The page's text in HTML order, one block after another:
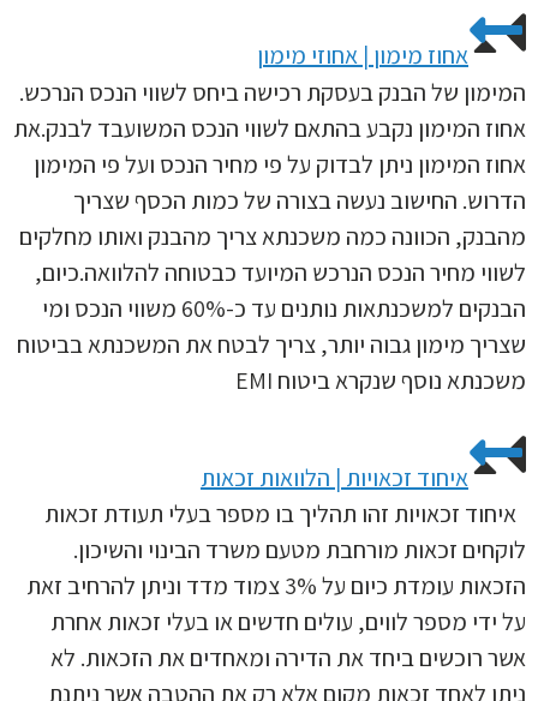
אחוז מימון | אחוזי מימון
המימון של הבנק בעסקת רכישה ביחס לשווי הנכס הנרכש.
אחוז המימון נקבע בהתאם לשווי הנכס המשועבד לבנק.את
אחוז המימון ניתן לבדוק על פי מחיר הנכס ועל פי המימון
הדרוש. החישוב נעשה בצורה של כמות הכסף שצריך
מהבנק, הכוונה כמה משכנתא צריך מהבנק ואותו מחלקים
לשווי מחיר הנכס הנרכש המיועד כבטוחה להלוואה.כיום,
הבנקים למשכנתאות נותנים עד כ-60% משווי הנכס ומי
שצריך מימון גבוה יותר, צריך לבטח את המשכנתא בביטוח
משכנתא נוסף שנקרא ביטוח EMI
איחוד זכאויות | הלוואות זכאות
איחוד זכאויות זהו תהליך בו מספר בעלי תעודת זכאות
לוקחים זכאות מורחבת מטעם משרד הבינוי והשיכון.
הזכאות עומדת כיום על 3% צמוד מדד וניתן להרחיב זאת
על ידי מספר לווים, עולים חדשים או בעלי זכאות אחרת
אשר רוכשים ביחד את הדירה ומאחדים את הזכאות. לא
ניתן לאחד זכאות מקום אלא רק את ההטבה אשר ניתנת